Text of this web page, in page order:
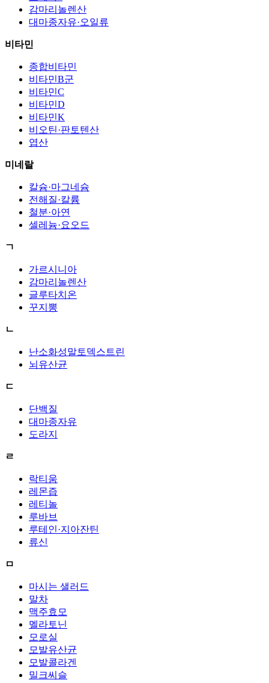
감마리놀렌산
대마종자유·오일류
비타민
종합비타민
비타민B군
비타민C
비타민D
비타민K
비오틴·판토텐산
엽산
미네랄
칼슘·마그네슘
전해질·칼륨
철분·아연
셀레늄·요오드
ㄱ
가르시니아
감마리놀렌산
글루타치온
꾸지뽕
ㄴ
난소화성말토덱스트린
뇌유산균
ㄷ
단백질
대마종자유
도라지
ㄹ
락티움
레몬즙
레티놀
루바브
루테인·지아잔틴
류신
ㅁ
마시는 샐러드
말차
맥주효모
멜라토닌
모로실
모발유산균
모발콜라겐
밀크씨슬